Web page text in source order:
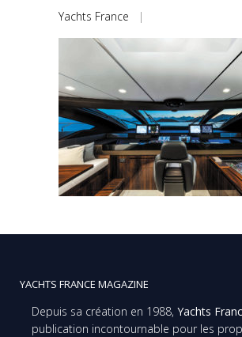
Yachts France |
YACHTS FRANCE MAGAZINE
Depuis sa création en 1988, Yachts
publication incontournable pour les